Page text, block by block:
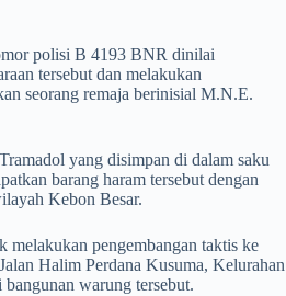
polisi B 4193 BNR dinilai
tersebut dan melakukan
seorang remaja berinisial M.N.E.
yang disimpan di dalam saku
barang haram tersebut dengan
Kebon Besar.
melakukan pengembangan taktis ke
Halim Perdana Kusuma, Kelurahan
warung tersebut.